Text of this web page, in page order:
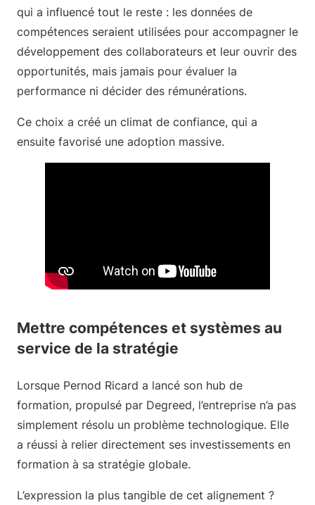
qui a influencé tout le reste : les données de
compétences seraient utilisées pour accompagner le
développement des collaborateurs et leur ouvrir des
opportunités, mais jamais pour évaluer la
performance ni décider des rémunérations.
Ce choix a créé un climat de confiance, qui a
ensuite favorisé une adoption massive.
Mettre compétences et systèmes au
service de la stratégie
Lorsque Pernod Ricard a lancé son hub de
formation, propulsé par Degreed, l’entreprise n’a pas
simplement résolu un problème technologique. Elle
a réussi à relier directement ses investissements en
formation à sa stratégie globale.
L’expression la plus tangible de cet alignement ?